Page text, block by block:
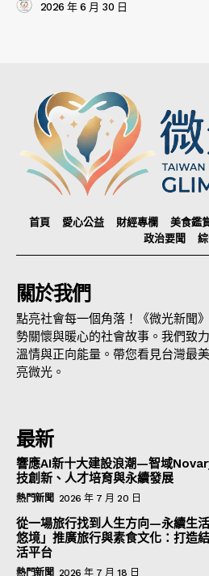
2026 年 6 月 30 日
首頁 愛心公益 財經專欄 美食鑑
政治要聞
關於我們
點亮社會每一個角落！《微光新聞
勢關懷與暖心的社會故事。我們致
溫情與正向能量。帶您看見台灣最
亮微光。
最新
響應AI新十大建設浪潮—智域
技創新、人才培育與永續發展
熱門新聞 2026 年 7 月 20 日
從一場旅行找到人生方向—永續生
悠境」推廣旅行與素食文化：打造
活平台
熱門新聞 2026 年 7 月 18 日